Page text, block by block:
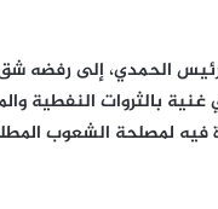
الحمدي، إلى رفضه
وهي أراضي غنية بالثروات
فيه لمصلحة الشعوب